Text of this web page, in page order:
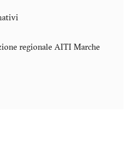
regionale AITI Marche